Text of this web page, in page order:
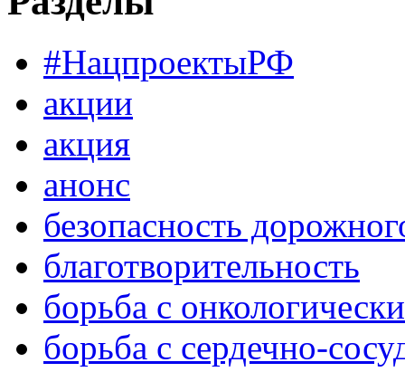
#НацпроектыРФ
акции
акция
анонс
безопасность
благотворительность
борьба с
борьба с сердечно-